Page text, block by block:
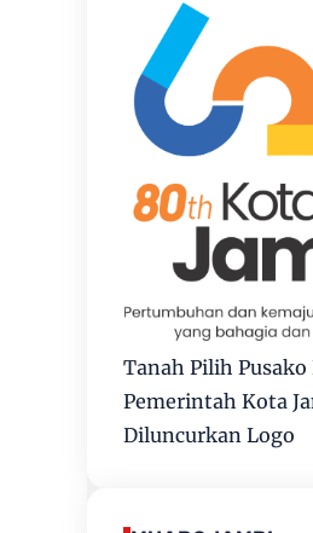
Tanah Pilih
Pemerintah Kota
Diluncurkan Logo